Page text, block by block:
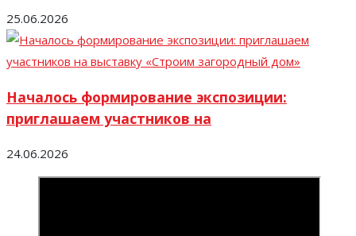
25.06.2026
Началось формирование экспозиции:
приглашаем участников на
24.06.2026